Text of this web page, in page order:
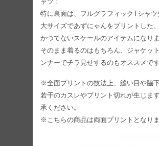
特に裏面は、フルグラフィックTシャツ
大サイズであずにゃんをプリントした
かつてないスケールのアイテムになり
そのまま着るのはもちろん、ジャケッ
ンナーでチラ見せするのもオススメです
※全面プリントの技法上、縫い目や脇
若干のカスレやプリント切れが生じま
承ください。
※こちらの商品は両面プリントとなりま